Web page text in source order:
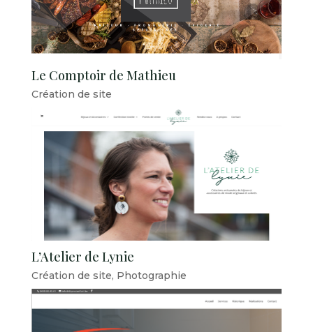
Le Comptoir de Mathieu
Création de site
L’Atelier de Lynie
Création de site, Photographie